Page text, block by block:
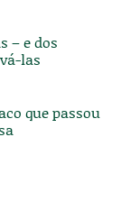
– e dos
las
que passou